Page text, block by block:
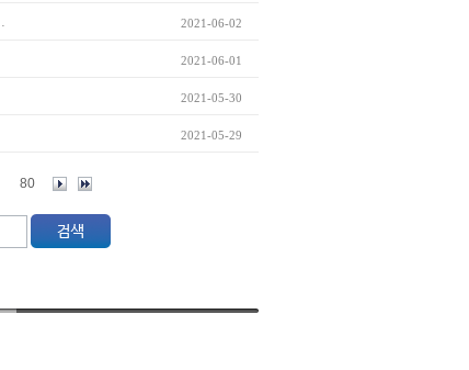
2021-06-02
2021-06-01
2021-05-30
2021-05-29
80